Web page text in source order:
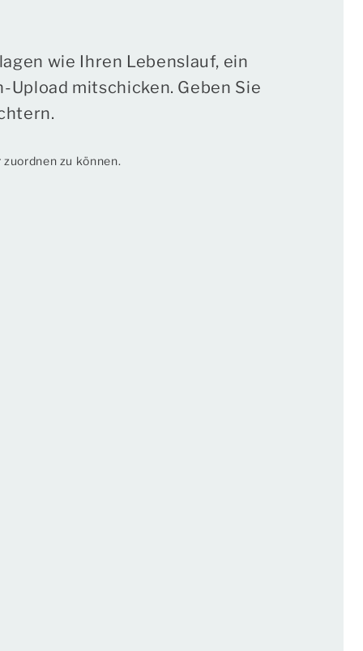
wie Ihren Lebenslauf, ein
mitschicken. Geben Sie
zu können.